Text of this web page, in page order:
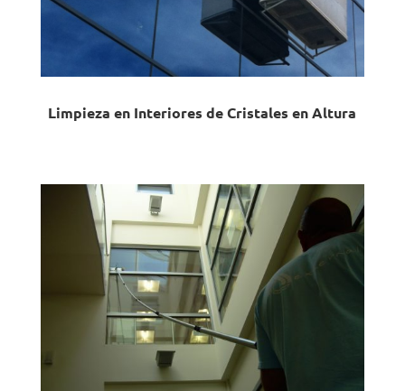
Limpieza en Interiores de Cristales en Altura